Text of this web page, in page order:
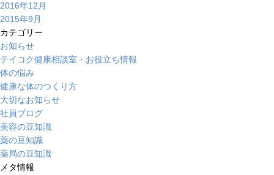
2016年12月
2015年9月
カテゴリー
お知らせ
テイコク健康相談室・お役立ち情報
体の悩み
健康な体のつくり方
大切なお知らせ
社員ブログ
美容の豆知識
薬の豆知識
薬局の豆知識
メタ情報